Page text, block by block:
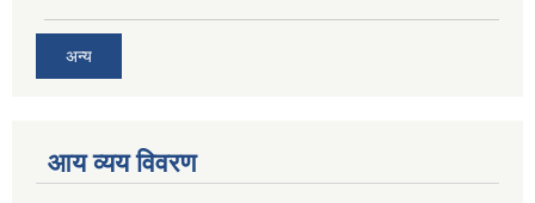
अन्य
आय व्यय विवरण